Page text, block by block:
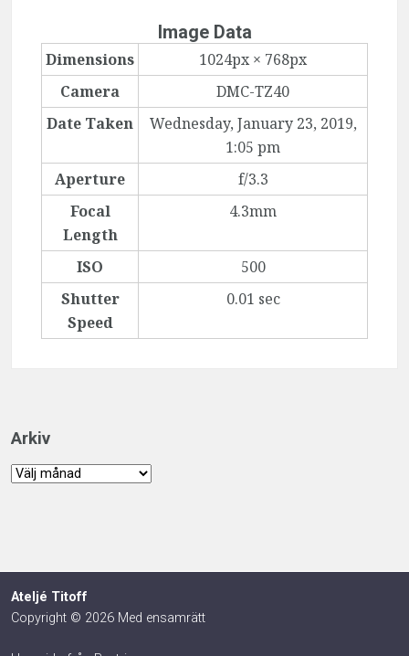
Image Data
Dimensions
1024px × 768px
Camera
DMC-TZ40
Date Taken
Wednesday, January 23, 2019,
1:05 pm
Aperture
f/3.3
Focal
Length
4.3mm
ISO
500
Shutter
Speed
0.01 sec
Arkiv
Arkiv
Ateljé Titoff
Copyright © 2026 Med ensamrätt